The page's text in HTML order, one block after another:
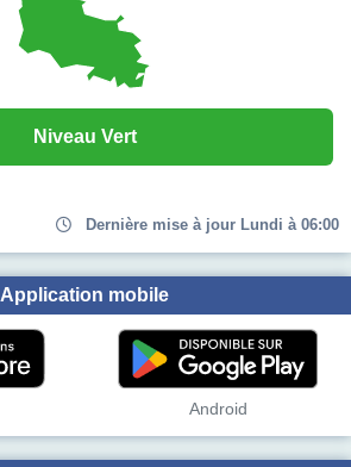
Niveau Vert
Dernière mise à jour Lundi à 06:00
Application mobile
Android